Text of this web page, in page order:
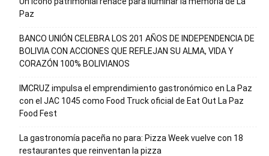
Paz
BANCO UNIÓN CELEBRA LOS 201 AÑOS DE INDEPENDENCIA DE
BOLIVIA CON ACCIONES QUE REFLEJAN SU ALMA, VIDA Y
CORAZÓN 100% BOLIVIANOS
IMCRUZ impulsa el emprendimiento gastronómico en La Paz
con el JAC 1045 como Food Truck oficial de Eat Out La Paz
Food Fest
La gastronomía paceña no para: Pizza Week vuelve con 18
restaurantes que reinventan la pizza